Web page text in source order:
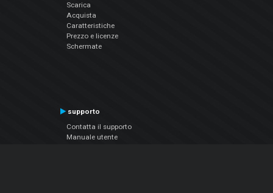
Scarica
Acquista
Caratteristiche
Prezzo e licenze
Schermate
supporto
Contatta il supporto
Manuale utente